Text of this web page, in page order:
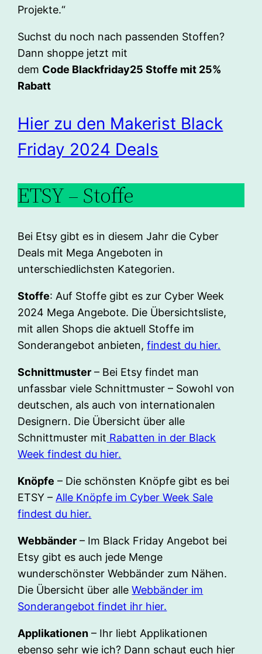
Projekte.“
Suchst du noch nach passenden Stoffen?
Dann shoppe jetzt mit
dem Code Blackfriday25 Stoffe mit 25%
Rabatt
Hier zu den Makerist Black
Friday 2024 Deals
ETSY – Stoffe
Bei Etsy gibt es in diesem Jahr die Cyber
Deals mit Mega Angeboten in
unterschiedlichsten Kategorien.
Stoffe: Auf Stoffe gibt es zur Cyber Week
2024 Mega Angebote. Die Übersichtsliste,
mit allen Shops die aktuell Stoffe im
Sonderangebot anbieten,findest du hier.
Schnittmuster – Bei Etsy findet man
unfassbar viele Schnittmuster – Sowohl von
deutschen, als auch von internationalen
Designern. Die Übersicht über alle
Schnittmuster mit Rabatten in der Black
Week findest du hier.
Knöpfe – Die schönsten Knöpfe gibt es bei
ETSY – Alle Knöpfe im Cyber Week Sale
findest du hier.
Webbänder – Im Black Friday Angebot bei
Etsy gibt es auch jede Menge
wunderschönster Webbänder zum Nähen.
Die Übersicht über alleWebbänder im
Sonderangebot findet ihr hier.
Applikationen – Ihr liebt Applikationen
ebenso sehr wie ich? Dann schaut euch hier